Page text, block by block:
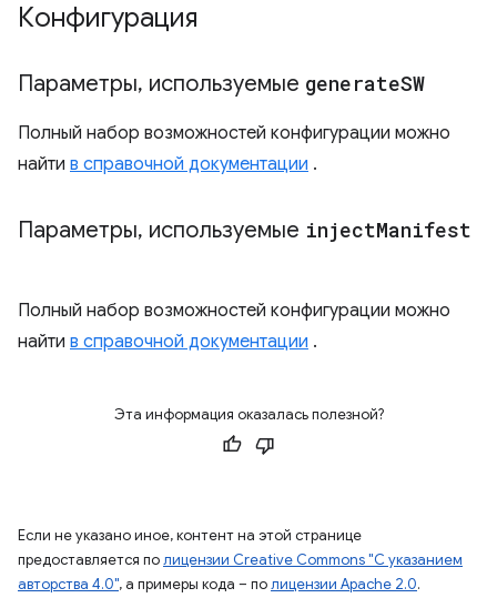
Конфигурация
Параметры, используемые generateSW
Полный набор возможностей конфигурации можно
найти в справочной документации .
Параметры, используемые injectManifest
Полный набор возможностей конфигурации можно
найти в справочной документации .
Эта информация оказалась полезной?
Если не указано иное, контент на этой странице
предоставляется полицензии Creative Commons "С указанием
авторства 4.0", а примеры кода – полицензии Apache 2.0.